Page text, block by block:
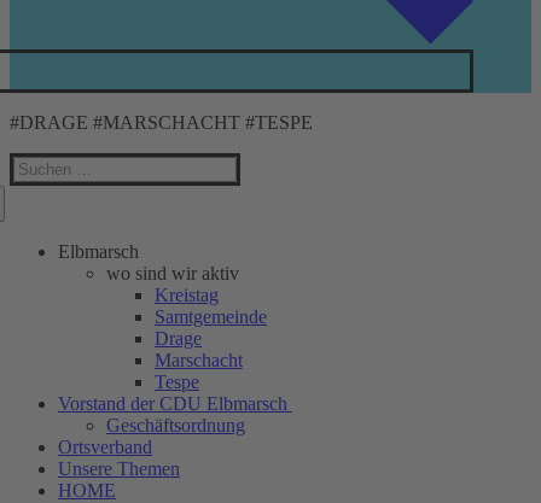
#DRAGE #MARSCHACHT #TESPE
Suchen
nach:
Elbmarsch
wo sind wir aktiv
Kreistag
Samtgemeinde
Drage
Marschacht
Tespe
Vorstand der CDU Elbmarsch
Geschäftsordnung
Ortsverband
Unsere Themen
HOME